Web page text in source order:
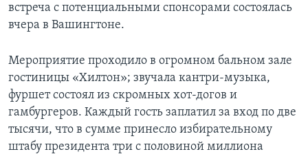
Learning English
Языки
встреча с потенциальными спонсорами состоялась
вчера в Вашингтоне.
Мероприятие проходило в огромном бальном зале
гостиницы «Хилтон»; звучала кантри-музыка,
фуршет состоял из скромных хот-догов и
гамбургеров. Каждый гость заплатил за вход по две
тысячи, что в сумме принесло избирательному
штабу президента три с половиной миллиона